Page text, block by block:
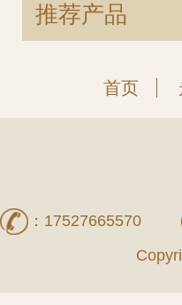
推荐产品
首页
： 17527665570